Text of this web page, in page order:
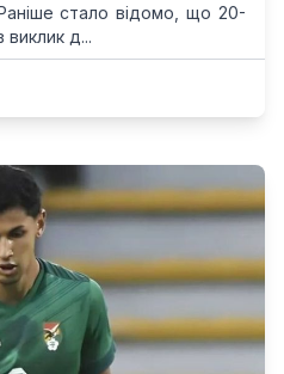
стало відомо, що 20-
виклик д...